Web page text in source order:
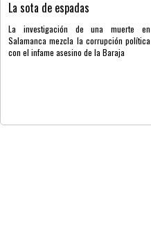
La sota de espadas
La investigación de una muerte en
Salamanca mezcla la corrupción política
con el infame asesino de la Baraja